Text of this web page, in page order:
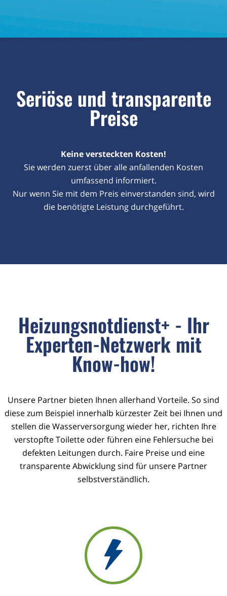
Seriöse und transparente
Preise
Keine versteckten Kosten!
Sie werden zuerst über alle anfallenden Kosten
umfassend informiert.
Nur wenn Sie mit dem Preis einverstanden sind, wird
die benötigte Leistung durchgeführt.
Heizungsnotdienst+ - Ihr
Experten-Netzwerk mit
Know-how!
Unsere Partner bieten Ihnen allerhand Vorteile. So sind
diese zum Beispiel innerhalb kürzester Zeit bei Ihnen und
stellen die Wasserversorgung wieder her, richten Ihre
verstopfte Toilette oder führen eine Fehlersuche bei
defekten Leitungen durch. Faire Preise und eine
transparente Abwicklung sind für unsere Partner
selbstverständlich.